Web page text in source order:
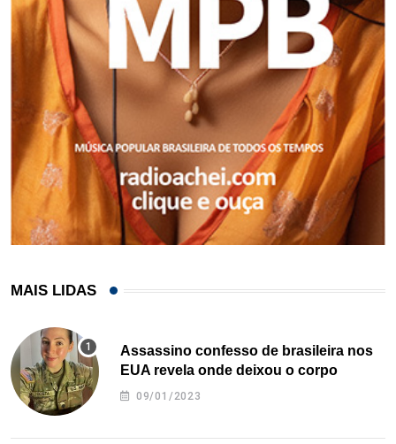
MAIS LIDAS
Assassino confesso de brasileira nos
EUA revela onde deixou o corpo
09/01/2023